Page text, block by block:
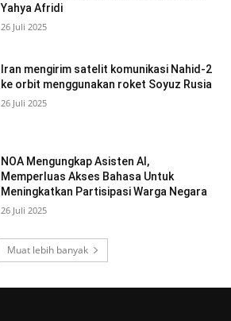
Yahya Afridi
26 Juli 2025
Iran mengirim satelit komunikasi Nahid-2
ke orbit menggunakan roket Soyuz Rusia
26 Juli 2025
NOA Mengungkap Asisten AI,
Memperluas Akses Bahasa Untuk
Meningkatkan Partisipasi Warga Negara
26 Juli 2025
Muat lebih banyak